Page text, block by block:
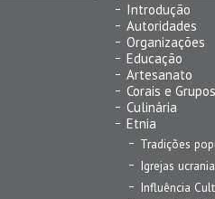
Introdução
Autoridades
Organizações
Educação
Artesanato
Corais e
Culinária
Etnia
Tradições
Igrejas
Influência